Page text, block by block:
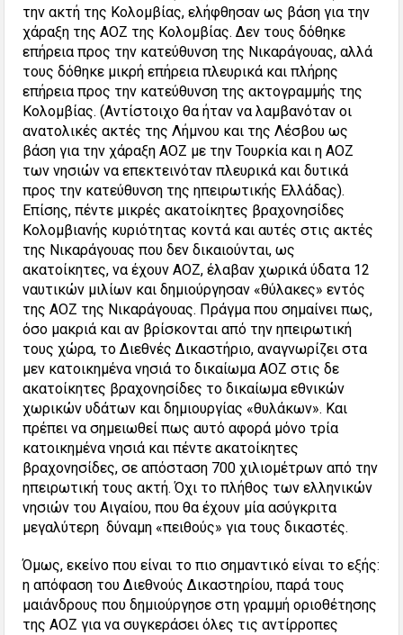
την ακτή της Κολομβίας, ελήφθησαν ως βάση για την
χάραξη της ΑΟΖ της Κολομβίας. Δεν τους δόθηκε
επήρεια προς την κατεύθυνση της Νικαράγουας, αλλά
τους δόθηκε μικρή επήρεια πλευρικά και πλήρης
επήρεια προς την κατεύθυνση της ακτογραμμής της
Κολομβίας. (Αντίστοιχο θα ήταν να λαμβανόταν οι
ανατολικές ακτές της Λήμνου και της Λέσβου ως
βάση για την χάραξη ΑΟΖ με την Τουρκία και η ΑΟΖ
των νησιών να επεκτεινόταν πλευρικά και δυτικά
προς την κατεύθυνση της ηπειρωτικής Ελλάδας).
Επίσης, πέντε μικρές ακατοίκητες βραχονησίδες
Κολομβιανής κυριότητας κοντά και αυτές στις ακτές
της Νικαράγουας που δεν δικαιούνται, ως
ακατοίκητες, να έχουν ΑΟΖ, έλαβαν χωρικά ύδατα 12
ναυτικών μιλίων και δημιούργησαν «θύλακες» εντός
της ΑΟΖ της Νικαράγουας. Πράγμα που σημαίνει πως,
όσο μακριά και αν βρίσκονται από την ηπειρωτική
τους χώρα, το Διεθνές Δικαστήριο, αναγνωρίζει στα
μεν κατοικημένα νησιά το δικαίωμα ΑΟΖ στις δε
ακατοίκητες βραχονησίδες το δικαίωμα εθνικών
χωρικών υδάτων και δημιουργίας «θυλάκων». Και
πρέπει να σημειωθεί πως αυτό αφορά μόνο τρία
κατοικημένα νησιά και πέντε ακατοίκητες
βραχονησίδες, σε απόσταση 700 χιλιομέτρων από την
ηπειρωτική τους ακτή. Όχι το πλήθος των ελληνικών
νησιών του Αιγαίου, που θα έχουν μία ασύγκριτα
μεγαλύτερη δύναμη «πειθούς» για τους δικαστές.
Όμως, εκείνο που είναι το πιο σημαντικό είναι το εξής:
η απόφαση του Διεθνούς Δικαστηρίου, παρά τους
μαιάνδρους που δημιούργησε στη γραμμή οριοθέτησης
της ΑΟΖ για να συγκεράσει όλες τις αντίρροπες